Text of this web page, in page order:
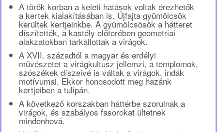
A török korban a keleti hatások voltak érezhetők
a kertek kialakításában is. Újfajta gyümölcsök
kerültek kertjeinkbe. A gyümölcsösök a hátteret
díszítették, a kastély előterében geometriai
alakzatokban tarkállottak a virágok.
A XVII. századtól a magyar és erdélyi
művészetet a virágkultusz jellemzi, a templomok,
szószékek díszeivé is váltak a virágok, indák
motívumai. Ekkor honosodott meg hazánk
kertjeiben a tulipán.
A következő korszakban háttérbe szorulnak a
virágok, és szabályos fasorokat ültetnek
mindenhová.